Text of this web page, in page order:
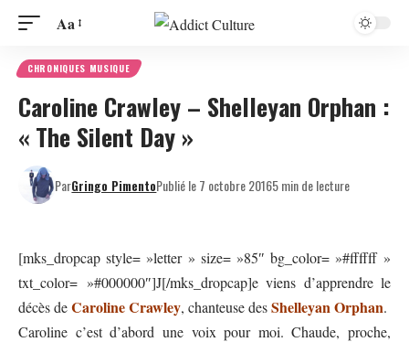
Aa
CHRONIQUES MUSIQUE
Caroline Crawley – Shelleyan Orphan :
« The Silent Day »
ParGringo PimentoPublié le 7 octobre 20165 min de lecture
[mks_dropcap style= »letter » size= »85″ bg_color= »#ffffff »
txt_color= »#000000″]J[/mks_dropcap]e viens d’apprendre le
décès deCaroline Crawley, chanteuse desShelleyan Orphan.
Caroline c’est d’abord une voix pour moi. Chaude, proche,